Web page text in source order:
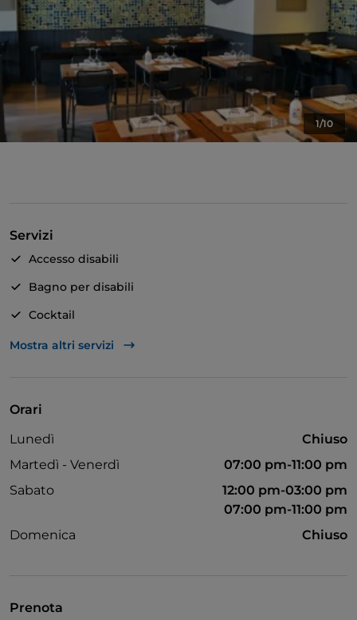
1/10
Servizi
Accesso disabili
Bagno per disabili
Cocktail
Wi-Fi
Mostra altri servizi
Orari
Lunedì
Chiuso
Martedì - Venerdì
07:00 pm-11:00 pm
Sabato
12:00 pm-03:00 pm
07:00 pm-11:00 pm
Domenica
Chiuso
Prenota